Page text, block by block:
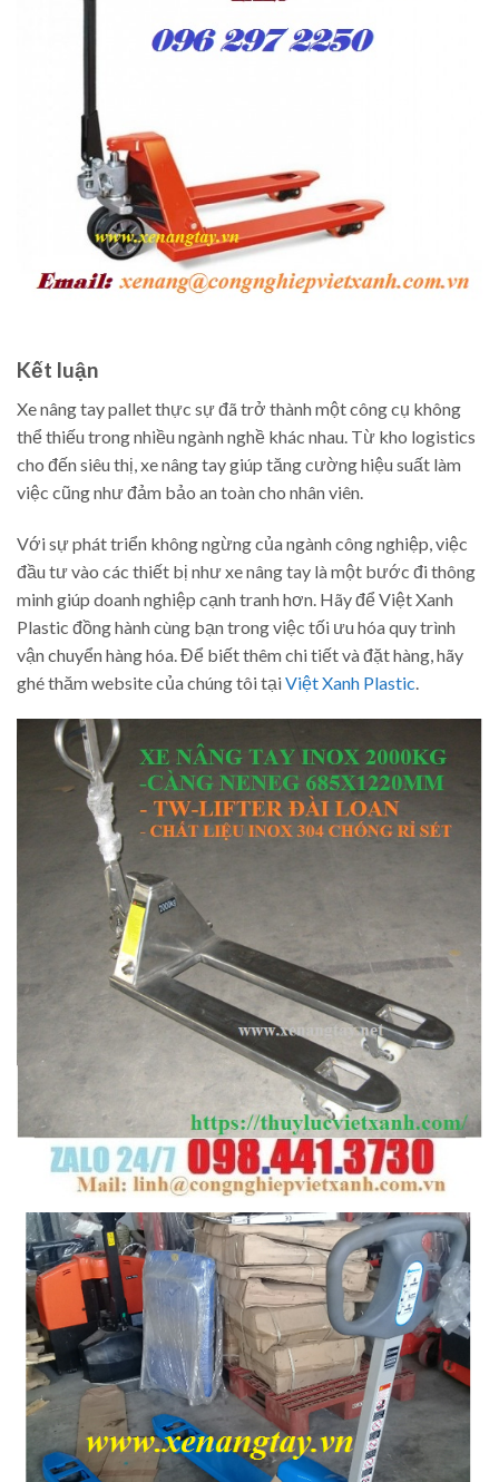
Kết luận
Xe nâng tay pallet thực sự đã trở thành một công cụ không
thể thiếu trong nhiều ngành nghề khác nhau. Từ kho logistics
cho đến siêu thị, xe nâng tay giúp tăng cường hiệu suất làm
việc cũng như đảm bảo an toàn cho nhân viên.
Với sự phát triển không ngừng của ngành công nghiệp, việc
đầu tư vào các thiết bị như xe nâng tay là một bước đi thông
minh giúp doanh nghiệp cạnh tranh hơn. Hãy để Việt Xanh
Plastic đồng hành cùng bạn trong việc tối ưu hóa quy trình
vận chuyển hàng hóa. Để biết thêm chi tiết và đặt hàng, hãy
ghé thăm website của chúng tôi tạiViệt Xanh Plastic